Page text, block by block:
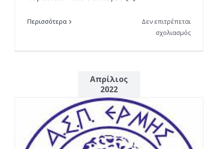
Περισσότερα
Δεν επιτρέπεται
σχολιασμόςστο
Απρίλιος
2022